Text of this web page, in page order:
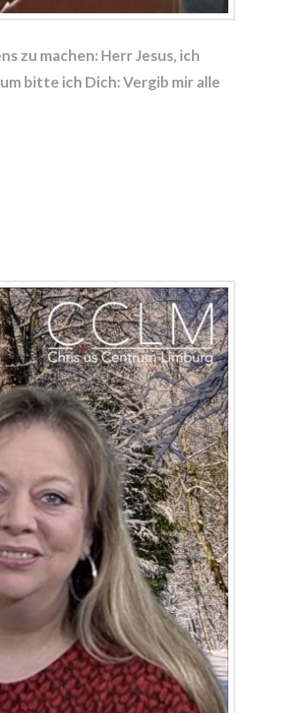
zu machen: Herr Jesus, ich
bitte ich Dich: Vergib mir alle